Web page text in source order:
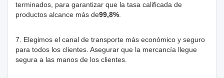
terminados, para garantizar que la tasa calificada de
productos alcance más de99,8%
7. Elegimos el canal de transporte más económico y seguro
para todos los clientes. Asegurar que la mercancía llegue
segura a las manos de los clientes.